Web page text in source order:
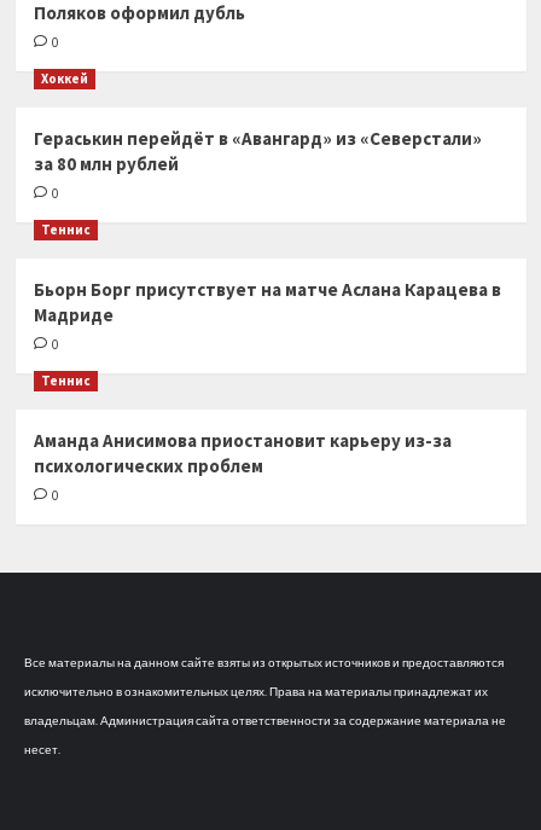
Поляков оформил дубль
0
Хоккей
Гераськин перейдёт в «Авангард» из «Северстали»
за 80 млн рублей
0
Теннис
Бьорн Борг присутствует на матче Аслана Карацева в
Мадриде
0
Теннис
Аманда Анисимова приостановит карьеру из-за
психологических проблем
0
Все материалы на данном сайте взяты из открытых источников и предоставляются
исключительно в ознакомительных целях. Права на материалы принадлежат их
владельцам. Администрация сайта ответственности за содержание материала не
несет.